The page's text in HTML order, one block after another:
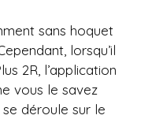
sans hoquet
lorsqu’il
2R, l’application
vous le savez
déroule sur le